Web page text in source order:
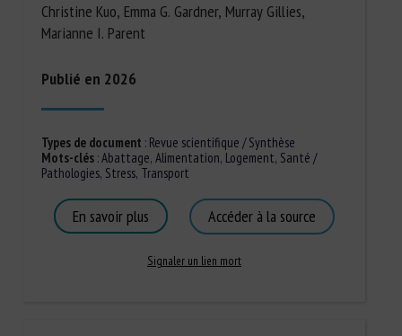
Christine Kuo, Emma G. Gardner, Murray Gillies,
Marianne I. Parent
Publié en 2026
Types de document : Revue scientifique / Synthèse
Mots-clés:Abattage, Alimentation, Logement, Santé /
Pathologies, Stress, Transport
En savoir plus Accéder à la source
Signaler un lien mort